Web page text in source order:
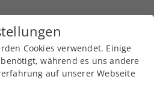
Cookies verwendet. Einige
während es uns andere
auf unserer Webseite